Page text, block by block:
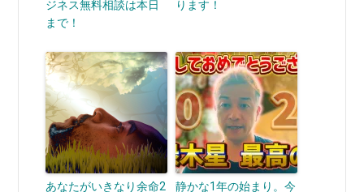
ジネス無料相談は本日
まで！
ります！
あなたがいきなり余命2
静かな1年の始まり。今